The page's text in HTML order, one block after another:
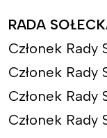
RADA
Członek
Członek
Członek
Członek